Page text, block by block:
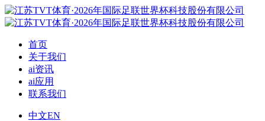
首页
关于我们
ai资讯
ai应用
联系我们
中文EN